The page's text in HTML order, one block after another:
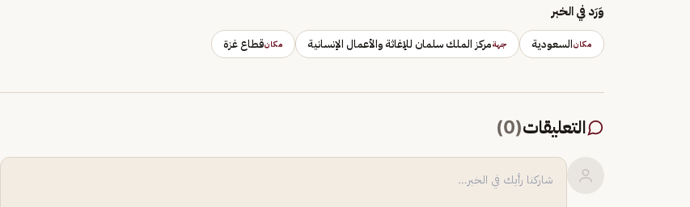
وَرَد في الخبر
مكانالسعودية جهةمركز الملك سلمان للإغاثة والأعمال الإنسانية مكانقطاع غزة
التعليقات(
0
)